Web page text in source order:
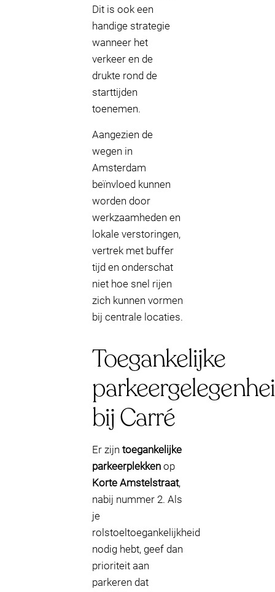
Dit is ook een
handige strategie
wanneer het
verkeer en de
drukte rond de
starttijden
toenemen.
Aangezien de
wegen in
Amsterdam
beïnvloed kunnen
worden door
werkzaamheden en
lokale verstoringen,
vertrek met buffer
tijd en onderschat
niet hoe snel rijen
zich kunnen vormen
bij centrale locaties.
Toegankelijke
bij Carré
Er zijn toegankelijke
parkeerplekken op
Korte Amstelstraat,
nabij nummer 2. Als
je
rolstoeltoegankelijkheid
nodig hebt, geef dan
prioriteit aan
parkeren dat